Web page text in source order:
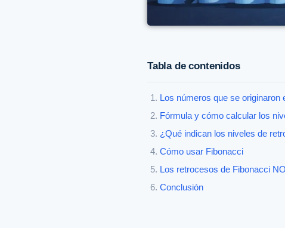
Tabla de contenidos
Los números que se originaron
Fórmula y cómo calcular los
¿Qué indican los niveles de
Cómo usar Fibonacci
Los retrocesos de Fibonacci
Conclusión